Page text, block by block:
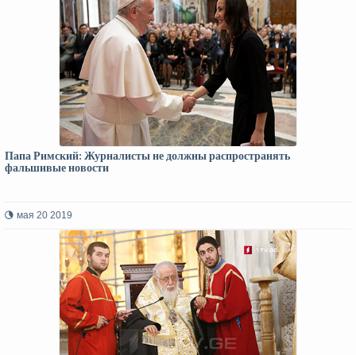
Папа Римский: Журналисты не должны распространять
фальшивые новости
мая 20 2019